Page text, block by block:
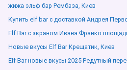
жижа эльф бар Рембаза, Киев
Купить elf bar с доставкой Андрея
Elf Bar с экраном Ивана Франко
Новые вкусы Elf Bar Крещатик, Киев
Elf Bar новые вкусы 2025 Редутный